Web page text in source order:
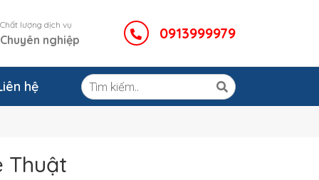
Chất lượng dịch vụ
Chuyên nghiệp 0913999979
hệ
Thuật